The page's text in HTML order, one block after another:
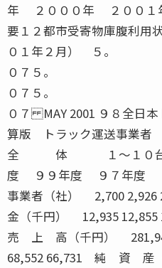
年 ２０００年 ２００１
要１２都市受寄物庫腹利用
０１年２月） ５。
０７５。
０７５。
０７ MAY 2001 ９８全日本トラック協会 ９９年度決算版 トラック運送事業者 経営分析報告書 全 体 １〜１０台 ９７年度 ９８年度 ９９年度 ９７年度 ９８年度 ９９年度 集計事業者（社） 2,700 2,926 2,868 681 769 774資 本 金（千円） 12,935 12,855 13,161 8,733 9,124 9,439売 上 高（千円） 281,946 273,450 274,325 73,093 68,552 66,731 純 資 産（千円） 205,503 207,489 207,488 50,595 50,732 51,615 貨物運送事業従業員数（人） 29.6 29.5 29.6 10.3 10.0 9.9 輸送トン数（トン） 62,573 59,931 61,522 17,686 17,302 16,811 走行キロ数（ｋｍ） 1,401,500 1,370,369 1,401,923 343,215 345,332 339,549 実車キロ数（ｋｍ） 957,057 941,465 963,248 217,595 217,498 212,931 期末実在車両数（台） 25.3 25.2 25.0 7.4 7.5 7.4 延実在車両数（日車） 8,989 8,985 8,919 2,661 2,699 2,647 延実働車両数（日車） 6,094 6,018 6,070 1,683 1,652 1,640 ５１〜１００台 １０１台以上 ９７年度 ９８年度 ９９年度 ９７年度 ９８年度 ９９年度 集計事業者（社） 212 222 225 60 76 64資 本 金（千円） 22,791 21,054 23,232 32,631 33,201 35,670売 上 高（千円） 755,953 739,902 779,227 1,715,126 1,692,346 1,729,571 純 資 産（千円） 562,871 559,608 586,445 1,408,803 1,393,324 1,345,281 貨物運送事業従業員数（人） 73.4 74.4 77.6 150.3 148.5 162.0 輸送トン数（トン） 166,922 163,815 166,281 361,531 330,206 358,573 走行キロ数（ｋｍ） 3,738,675 3,725,674 3,898,463 7,990,660 7,468,730 8,082,167 実車キロ数（ｋｍ） 2,539,813 2,571,121 2,726,410 5,747,565 5,354,843 5,716,641 期末実在車両数（台） 66.0 66.9 67.5 140.7 139.1 145.2 延実在車両数（日車） 23,264 23,651 23,950 50,708 50,411 51,967 延実働車両数（日車） 16,013 16,250 16,727 34,928 34,119 37,017 １１〜２０台 ２１〜５０台 ９７年度 ９８年度 ９９年度 ９７年度 ９８年度 ９９年度 集計事業者（社） 854 943 905 893 916 900資 本 金（千円） 10,966 11,042 11,481 14,328 14,180 13,932売 上 高（千円） 158,138 153,734 153,031 350,793 337,938 345,113 純 資 産（千円） 106,853 111,944 110,794 252,287 253,724 263,119 貨物運送事業従業員数（人） 18.5 18.5 18.6 36.3 36.3 36.3 輸送トン数（トン） 34,431 34,167 35,079 78,856 74,639 78,616 走行キロ数（ｋｍ） 799,136 783,428 791,990 1,787,033 1,758,347 1,829,713 実車キロ数（ｋｍ） 532,919 521,645 535,735 1,228,965 1,220,310 1,259,600 期末実在車両数（台） 15.2 15.1 15.1 31.3 30.9 30.9 延実在車両数（日車） 5,367 5,344 5,381 11,088 11,020 11,050 延実働車両数（日車） 3,551 3,473 3,540 7,598